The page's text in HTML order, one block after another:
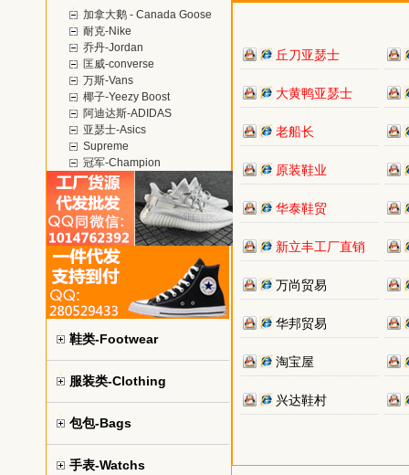
加拿大鹅 - Canada Goose
耐克-Nike
乔丹-Jordan
匡威-converse
万斯-Vans
椰子-Yeezy Boost
阿迪达斯-ADIDAS
亚瑟士-Asics
Supreme
冠军-Champion
鞋类-Footwear
服装类-Clothing
包包-Bags
手表-Watchs
丘刀亚瑟士
大黄鸭亚瑟士
老船长
原装鞋业
华泰鞋贸
新立丰工厂直销
万尚贸易
华邦贸易
淘宝屋
兴达鞋村